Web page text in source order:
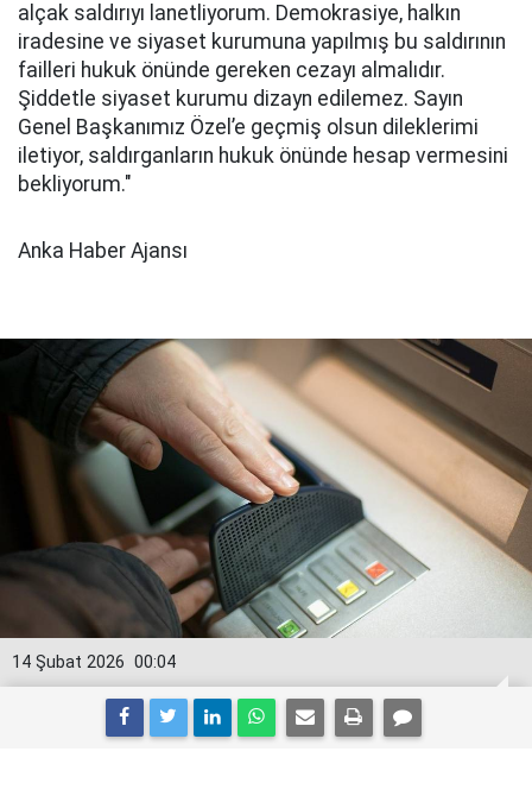
alçak saldırıyı lanetliyorum. Demokrasiye, halkın
iradesine ve siyaset kurumuna yapılmış bu saldırının
failleri hukuk önünde gereken cezayı almalıdır.
Şiddetle siyaset kurumu dizayn edilemez. Sayın
Genel Başkanımız Özel’e geçmiş olsun dileklerimi
iletiyor, saldırganların hukuk önünde hesap vermesini
bekliyorum."
Anka Haber Ajansı
00:04
14 Şubat 2026